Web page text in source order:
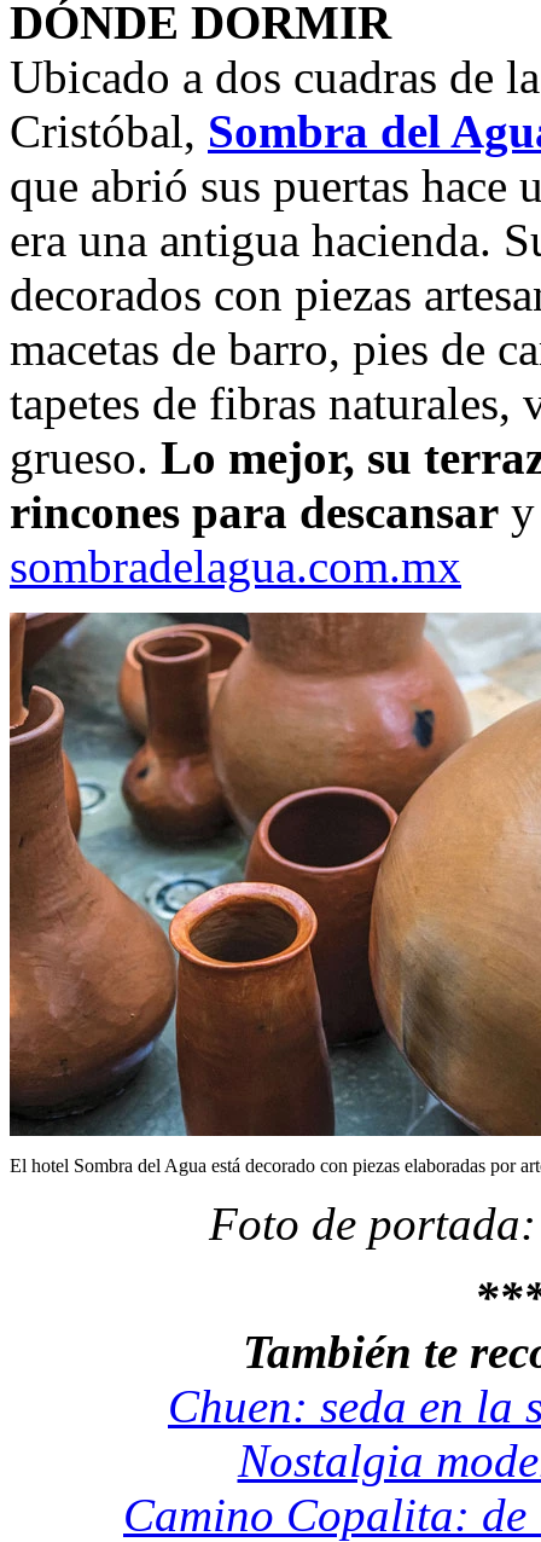
DÓNDE DORMIR
Ubicado a dos cuadras de
Cristóbal, Sombra del
que abrió sus puertas hace
era una antigua hacienda.
decorados con piezas
macetas de barro, pies de
tapetes de fibras
grueso. Lo mejor, su
rincones para descansar
sombradelagua.com.mx
El hotel Sombra del Agua está decorado con piezas elaboradas por
Foto de
También te
Chuen: seda en la
Nostalgia
Camino Copalita: